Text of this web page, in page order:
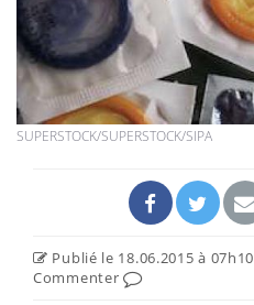
SUPERSTOCK/SUPERSTOCK/SIPA
Publié le 18.06.2015 à 07h10
Commenter